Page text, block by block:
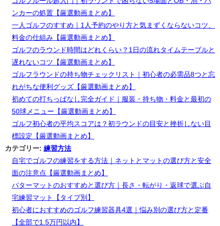
ンカーの処置【厳選動画まとめ】
一人ゴルフのすすめ｜1人予約のやり方と気まずくならないコツ、
料金の仕組み【厳選動画まとめ】
ゴルフのラウンド時間はどれくらい？1日の流れタイムテーブルと
遅れないコツ【厳選動画まとめ】
ゴルフラウンドの持ち物チェックリスト｜初心者の必需品8つと忘
れがちな便利グッズ【厳選動画まとめ】
初めての打ちっぱなし完全ガイド｜服装・持ち物・料金と最初の
50球メニュー【厳選動画まとめ】
ゴルフ初心者の平均スコアは？初ラウンドの目安と挫折しない目
標設定【厳選動画まとめ】
カテゴリー: 練習方法
自宅でゴルフの練習をする方法｜ネットとマットの選び方と安全
面の注意点【厳選動画まとめ】
パターマットのおすすめと選び方｜長さ・転がり・返球で選ぶ自
宅練習マット【タイプ別】
初心者におすすめのゴルフ練習器具4選｜悩み別の選び方と定番
【全部で1.5万円以内】